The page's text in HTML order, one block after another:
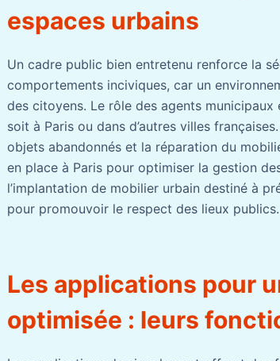
espaces urbains
Un cadre public bien entretenu renforce la
comportements inciviques, car un
des citoyens. Le rôle des agents
soit à Paris ou dans d’autres villes
objets abandonnés et la réparation du
en place à Paris pour optimiser la gestion
l’implantation de mobilier urbain destiné à
pour promouvoir le respect des lieux publics.
Les applications pour
optimisée : leurs